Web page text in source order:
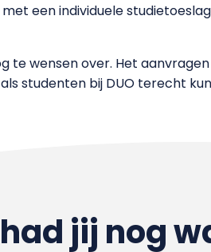
een individuele
wensen over. Het
studenten bij DUO terecht
jij nog